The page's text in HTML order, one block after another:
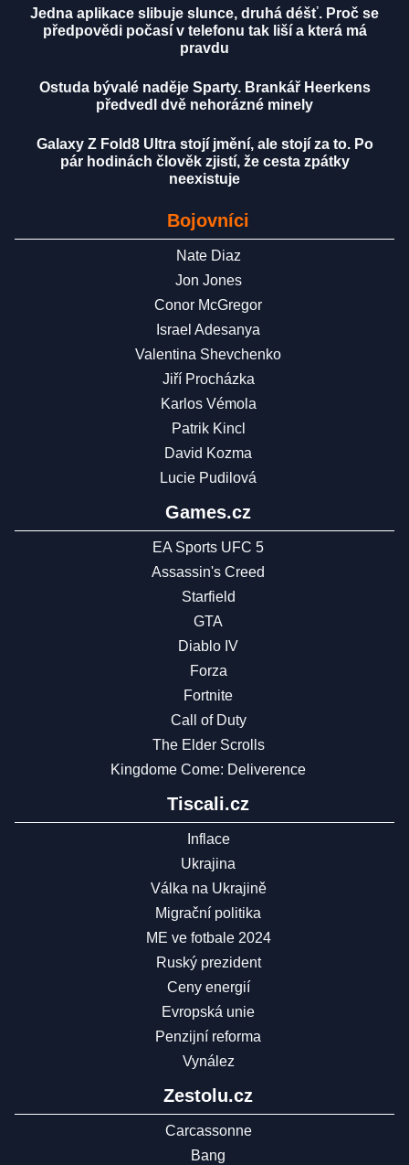
Jedna aplikace slibuje slunce, druhá déšť. Proč se
předpovědi počasí v telefonu tak liší a která má
pravdu
Ostuda bývalé naděje Sparty. Brankář Heerkens
předvedl dvě nehorázné minely
Galaxy Z Fold8 Ultra stojí jmění, ale stojí za to. Po
pár hodinách člověk zjistí, že cesta zpátky
neexistuje
Bojovníci
Nate Diaz
Jon Jones
Conor McGregor
Israel Adesanya
Valentina Shevchenko
Jiří Procházka
Karlos Vémola
Patrik Kincl
David Kozma
Lucie Pudilová
Games.cz
EA Sports UFC 5
Assassin's Creed
Starfield
GTA
Diablo IV
Forza
Fortnite
Call of Duty
The Elder Scrolls
Kingdome Come: Deliverence
Tiscali.cz
Inflace
Ukrajina
Válka na Ukrajině
Migrační politika
ME ve fotbale 2024
Ruský prezident
Ceny energií
Evropská unie
Penzijní reforma
Vynález
Zestolu.cz
Carcassonne
Bang